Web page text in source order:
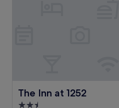
The Inn at 1252
The Inn at 1252
2.5-